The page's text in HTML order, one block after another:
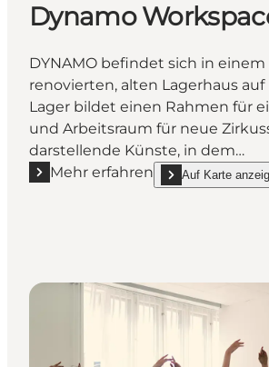
Dynamo
DYNAMO befindet sich in einem
renovierten, alten Lagerhaus auf
Lager bildet einen Rahmen für
und Arbeitsraum für neue
darstellende Künste, in dem…
Mehr erfahren
Mehr erfahren "DynamoAuf Karte
show Dynamo